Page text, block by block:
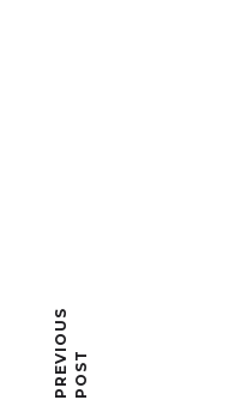
P
R
EV
I
O
U
S
P
O
ST